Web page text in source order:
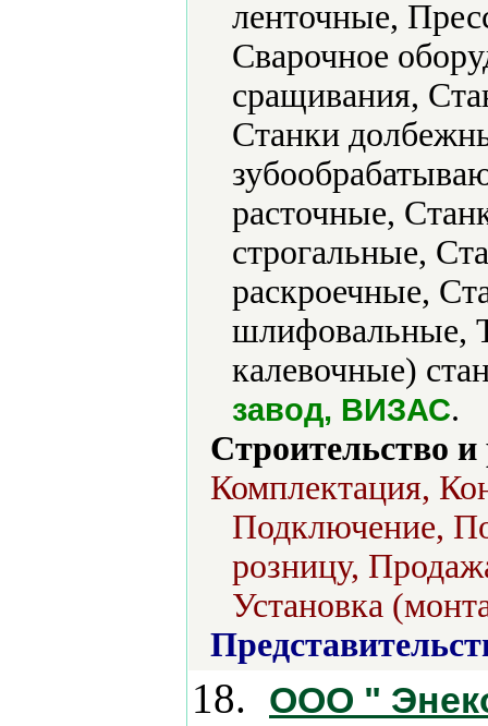
ленточные,
Сварочное
сращивания,
Станки
расточные,
строгальные,
раскроечные,
шлифовальные,
калевочные)
завод, ВИЗАС.
Строительство
Комплектация,
Подключение,
розницу,
Установка
18. OOO "